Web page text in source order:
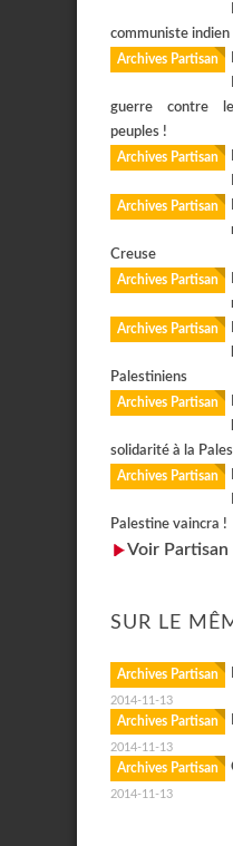
communiste indien
Archives Partisan
guerre contre
peuples !
Archives Partisan
Archives Partisan
Creuse
Archives Partisan
Archives Partisan
Palestiniens
Archives Partisan
solidarité à la
Archives Partisan
Palestine vaincra !
Voir
SUR LE
Archives Partisan
2014-11-13
Archives Partisan
2014-11-13
Archives Partisan
2014-11-13